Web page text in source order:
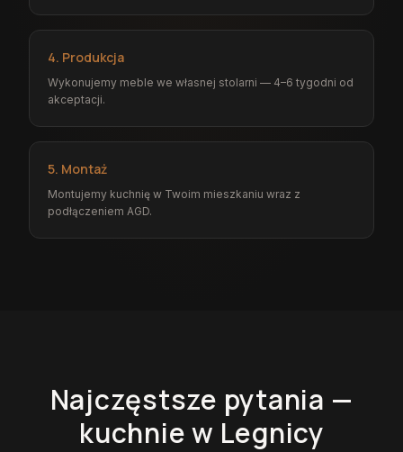
4. Produkcja
Wykonujemy meble we własnej stolarni — 4–6 tygodni od
akceptacji.
5. Montaż
Montujemy kuchnię w Twoim mieszkaniu wraz z
podłączeniem AGD.
Najczęstsze pytania —
kuchniew Legnicy